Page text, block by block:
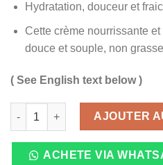
Hydratation, douceur et
Cette crème nourrissante
douce et souple, non
( See English text below )
quantité de Créme Mains Arvea
AJOUTER
ACHETE VIA